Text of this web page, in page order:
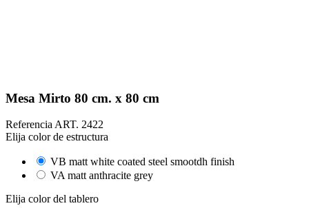
Mesa Mirto 80 cm. x 80 cm
ReferenciaART. 2422
Elija color de estructura
VB matt white coated steel smootdh finish
VA matt anthracite grey
Elija color del tablero